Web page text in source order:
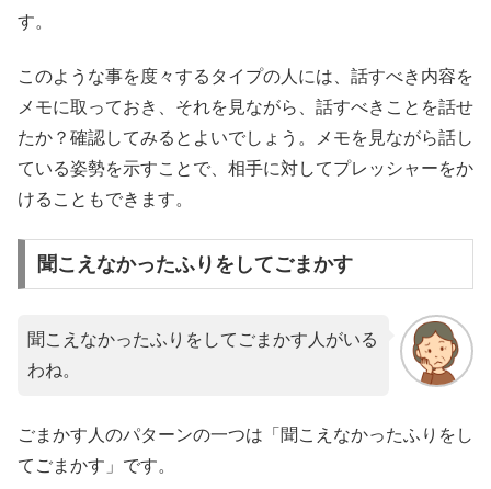
す。
このような事を度々するタイプの人には、話すべき内容を
メモに取っておき、それを見ながら、話すべきことを話せ
たか？確認してみるとよいでしょう。メモを見ながら話し
ている姿勢を示すことで、相手に対してプレッシャーをか
けることもできます。
聞こえなかったふりをしてごまかす
聞こえなかったふりをしてごまかす人がいる
わね。
ごまかす人のパターンの一つは「聞こえなかったふりをし
てごまかす」です。